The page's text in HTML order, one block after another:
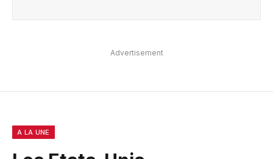
Advertisement
A LA UNE